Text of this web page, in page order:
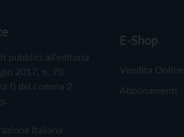
pubblici all'editoria
2017, n. 70.
f) del comma 2
Italiana
E-Shop
Vendita Online
Abbonamenti